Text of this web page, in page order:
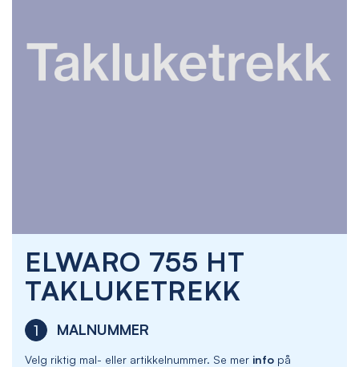
ELWARO 755 HT
TAKLUKETREKK
1 MALNUMMER
Velg riktig mal- eller artikkelnummer. Se mer info på
the
beginning
the
images
gallery